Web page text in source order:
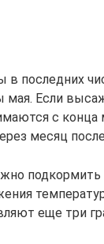
в последних
мая. Если
с
месяц
еще три